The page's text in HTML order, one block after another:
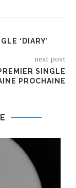
‘DIARY’
next post
SINGLE
PROCHAINE